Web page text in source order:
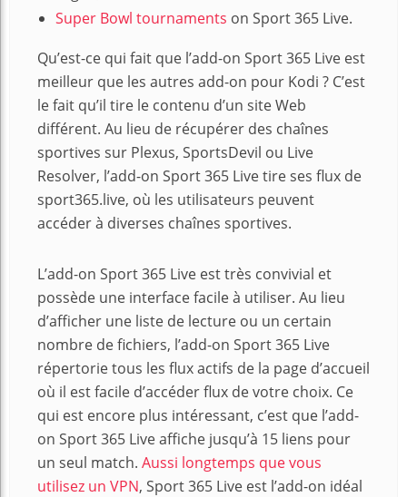
Super Bowl tournaments on Sport 365 Live.
Qu’est-ce qui fait que l’add-on Sport 365 Live est
meilleur que les autres add-on pour Kodi ? C’est
le fait qu’il tire le contenu d’un site Web
différent. Au lieu de récupérer des chaînes
sportives sur Plexus, SportsDevil ou Live
Resolver, l’add-on Sport 365 Live tire ses flux de
sport365.live, où les utilisateurs peuvent
accéder à diverses chaînes sportives.
L’add-on Sport 365 Live est très convivial et
possède une interface facile à utiliser. Au lieu
d’afficher une liste de lecture ou un certain
nombre de fichiers, l’add-on Sport 365 Live
répertorie tous les flux actifs de la page d’accueil
où il est facile d’accéder flux de votre choix. Ce
qui est encore plus intéressant, c’est que l’add-
on Sport 365 Live affiche jusqu’à 15 liens pour
un seul match. Aussi longtemps que vous
utilisez un VPN, Sport 365 Live est l’add-on idéal